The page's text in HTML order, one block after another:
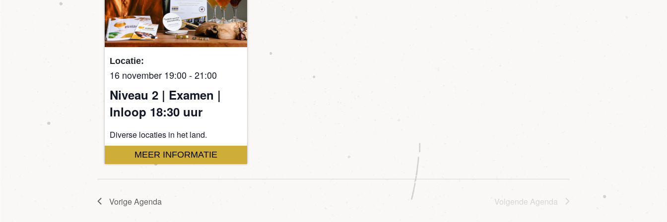
16 november 19:00 -21:00
Niveau 2 | Examen |
Inloop 18:30 uur
Locatie:
Diverse locaties in het land.
MEER INFORMATIE
VorigeAgenda Volgende Agenda